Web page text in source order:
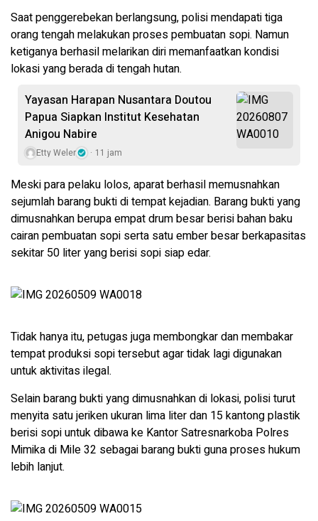
Saat penggerebekan berlangsung, polisi mendapati tiga
orang tengah melakukan proses pembuatan sopi. Namun
ketiganya berhasil melarikan diri memanfaatkan kondisi
lokasi yang berada di tengah hutan.
Yayasan Harapan Nusantara Doutou
Papua Siapkan Institut Kesehatan
Anigou Nabire
Etty Weler 11 jam
Meski para pelaku lolos, aparat berhasil memusnahkan
sejumlah barang bukti di tempat kejadian. Barang bukti yang
dimusnahkan berupa empat drum besar berisi bahan baku
cairan pembuatan sopi serta satu ember besar berkapasitas
sekitar 50 liter yang berisi sopi siap edar.
Tidak hanya itu, petugas juga membongkar dan membakar
tempat produksi sopi tersebut agar tidak lagi digunakan
untuk aktivitas ilegal.
Selain barang bukti yang dimusnahkan di lokasi, polisi turut
menyita satu jeriken ukuran lima liter dan 15 kantong plastik
berisi sopi untuk dibawa ke Kantor Satresnarkoba Polres
Mimika di Mile 32 sebagai barang bukti guna proses hukum
lebih lanjut.